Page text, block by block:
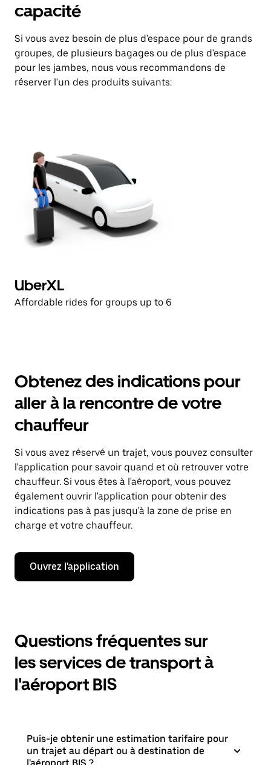
capacité
Si vous avez besoin de plus d'espace pour de grands
groupes, de plusieurs bagages ou de plus d'espace
pour les jambes, nous vous recommandons de
réserver l'un des produits suivants:
UberXL
Affordable rides for groups up to 6
Obtenez des indications pour
aller à la rencontre de votre
chauffeur
Si vous avez réservé un trajet, vous pouvez consulter
l'application pour savoir quand et où retrouver votre
chauffeur. Si vous êtes à l'aéroport, vous pouvez
également ouvrir l'application pour obtenir des
indications pas à pas jusqu'à la zone de prise en
charge et votre chauffeur.
Ouvrez l'application
Questions fréquentes sur
les services de transport à
l'aéroport BIS
Puis-je obtenir une estimation tarifaire pour
un trajet au départ ou à destination de